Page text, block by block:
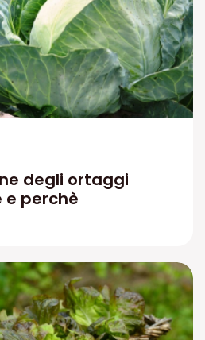
degli ortaggi
e perchè